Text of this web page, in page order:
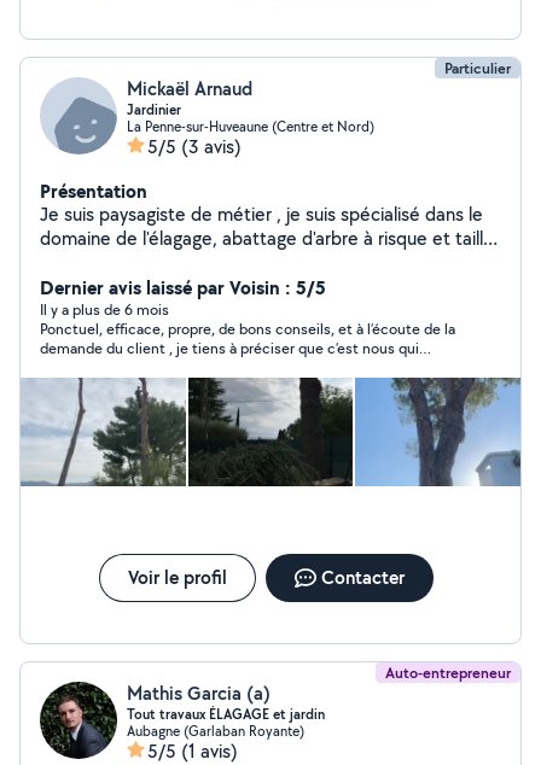
Particulier
Mickaël Arnaud
Jardinier
La Penne-sur-Huveaune (Centre et Nord)
5/5 (3 avis)
Présentation
Je suis paysagiste de métier , je suis spécialisé dans le
domaine de l'élagage, abattage d'arbre à risque et taille
Dernier avis laissé par Voisin : 5/5
Il y a plus de 6 mois
Ponctuel, efficace, propre, de bons conseils, et à l’écoute de la
demande du client , je tiens à préciser que c’est nous qui
sans hésiter merci Michael !
Voir le profil Contacter
Auto-entrepreneur
Mathis Garcia (a)
Tout travaux ÉLAGAGE et jardin
Aubagne (Garlaban Royante)
5/5 (1 avis)